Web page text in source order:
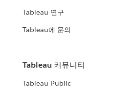
Tableau 연구
Tableau에 문의
Tableau 커뮤니티
Tableau Public